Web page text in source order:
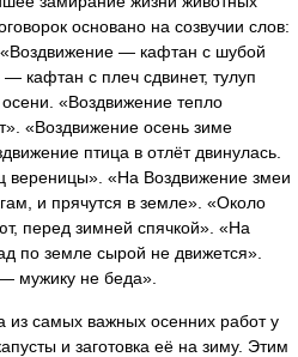
основано на созвучии слов:
— кафтан с шубой
кафтан с плеч сдвинет, тулуп
«Воздвижение тепло
«Воздвижение осень зиме
птица в отлёт двинулась.
вереницы». «На Воздвижение змеи
и прячутся в земле». «Около
перед зимней спячкой». «На
по земле сырой не движется».
мужику не беда».
из самых важных осенних работ у
и заготовка её на зиму. Этим